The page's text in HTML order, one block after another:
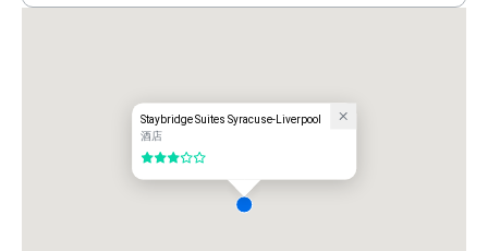
Staybridge Suites Syracuse-Liverpool
酒店
3/5